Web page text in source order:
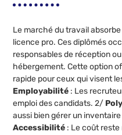
Le marché du travail
licence pro. Ces diplômés
responsables de réception
hébergement. Cette option
rapide pour ceux qui visent
Employabilité : Les
emploi des candidats. 2/
aussi bien gérer un
Accessibilité : Le coût